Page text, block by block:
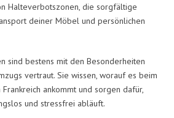
Halteverbotszonen, die sorgfältige
deiner Möbel und persönlichen
sind bestens mit den Besonderheiten
vertraut. Sie wissen, worauf es beim
ankommt und sorgen dafür,
und stressfrei abläuft.